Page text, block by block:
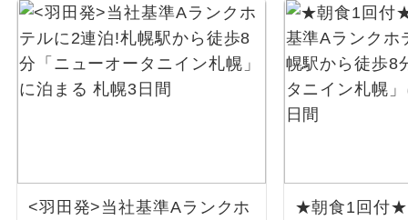
<羽田発>当社基準Aランクホ
★朝食1回付